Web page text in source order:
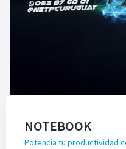
NOTEBOOK
Potencia tu productividad